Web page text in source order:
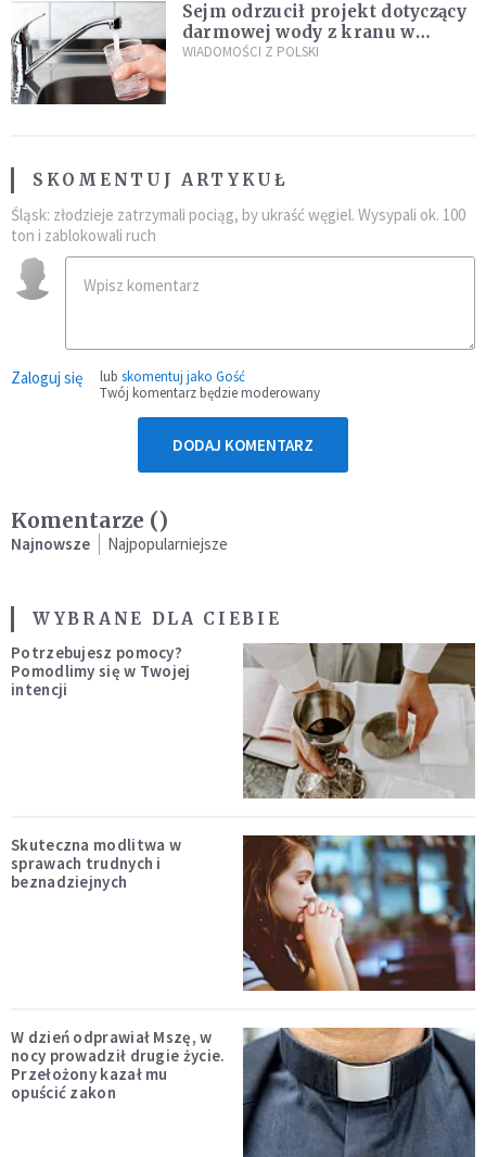
Sejm odrzucił projekt dotyczący
darmowej wody z kranu w
restauracjach
WIADOMOŚCI Z POLSKI
SKOMENTUJ ARTYKUŁ
Śląsk: złodzieje zatrzymali pociąg, by ukraść węgiel. Wysypali ok. 100
ton i zablokowali ruch
Zaloguj się lub skomentuj jako Gość
Twój komentarz będzie moderowany
DODAJ KOMENTARZ
Komentarze ()
Najnowsze Najpopularniejsze
WYBRANE DLA CIEBIE
Potrzebujesz pomocy?
Pomodlimy się w Twojej
intencji
Skuteczna modlitwa w
sprawach trudnych i
beznadziejnych
W dzień odprawiał Mszę, w
nocy prowadził drugie życie.
Przełożony kazał mu
opuścić zakon